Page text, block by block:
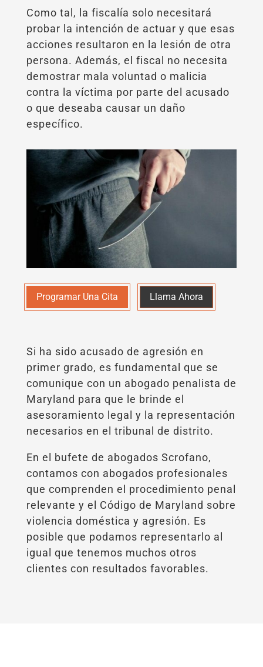
Como tal, la fiscalía solo necesitará
probar la intención de actuar y que esas
acciones resultaron en la lesión de otra
persona. Además, el fiscal no necesita
demostrar mala voluntad o malicia
contra la víctima por parte del acusado
o que deseaba causar un daño
específico.
Programar Una Cita Llama Ahora
Si ha sido acusado de agresión en
primer grado, es fundamental que se
comunique con un abogado penalista de
Maryland para que le brinde el
asesoramiento legal y la representación
necesarios en el tribunal de distrito.
En el bufete de abogados Scrofano,
contamos con abogados profesionales
que comprenden el procedimiento penal
relevante y el Código de Maryland sobre
violencia doméstica y agresión. Es
posible que podamos representarlo al
igual que tenemos muchos otros
clientes con resultados favorables.